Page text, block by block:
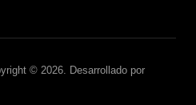
© 2026. Desarrollado por